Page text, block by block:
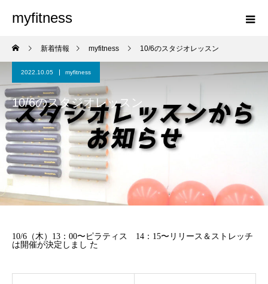
myfitness
新着情報 myfitness 10/6のスタジオレッスン
2022.10.05 myfitness
10/6のスタジオレッスン
10/6（木）13：00〜ピラティス 14：15〜リリース＆ストレッチ
は開催が決定しまし た